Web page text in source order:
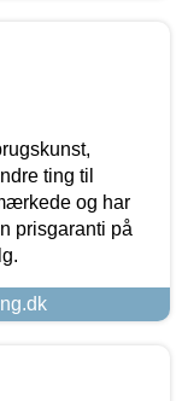
ting til
og har
prisgaranti på